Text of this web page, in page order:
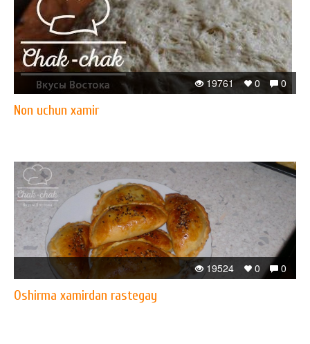
0
0
19761
Non uchun xamir
0
0
19524
Oshirma xamirdan rastegay